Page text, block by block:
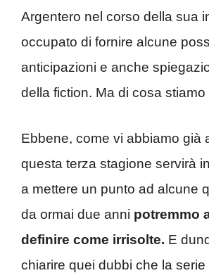
Argentero nel corso della sua
occupato di fornire alcune
anticipazioni e anche
della fiction. Ma di cosa
Ebbene, come vi abbiamo già
questa terza stagione servirà
a mettere un punto ad alcune
da ormai due anni potremmo
definire come irrisolte. E
chiarire quei dubbi che la serie